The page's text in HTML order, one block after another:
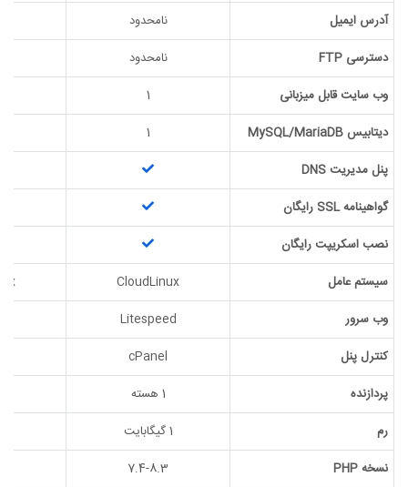
آدرس ایمیل
نامحدود
دسترسی FTP
نامحدود
وب سایت قابل میزبانی
1
دیتابیس MySQL/MariaDB
1
پنل مدیریت DNS
گواهینامه SSL رایگان
نصب اسکریپت رایگان
سیستم عامل
CloudLinux
وب سرور
Litespeed
کنترل پنل
cPanel
پردازنده
1 هسته
رم
1 گیگابایت
نسخه PHP
7.4-8.3